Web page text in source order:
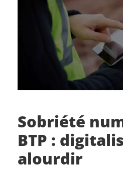
Sobriété
BTP :
alourdir